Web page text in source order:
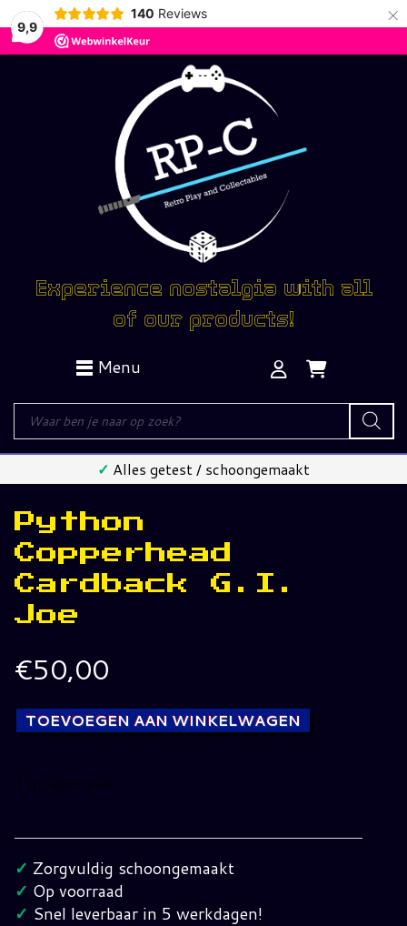
9,9
140 Reviews ×
Experience nostalgia with all
of our products!
Menu
Producten
zoeken
✓ Alles getest / schoongemaakt
Python
Copperhead
Cardback G.I.
Joe
€50,00
TOEVOEGEN AAN WINKELWAGEN
1 op voorraad
Copperhead
Cardback
G.I.
Joe
✓ Zorgvuldig schoongemaakt
✓ Op voorraad
✓ Snel leverbaar in 5 werkdagen!